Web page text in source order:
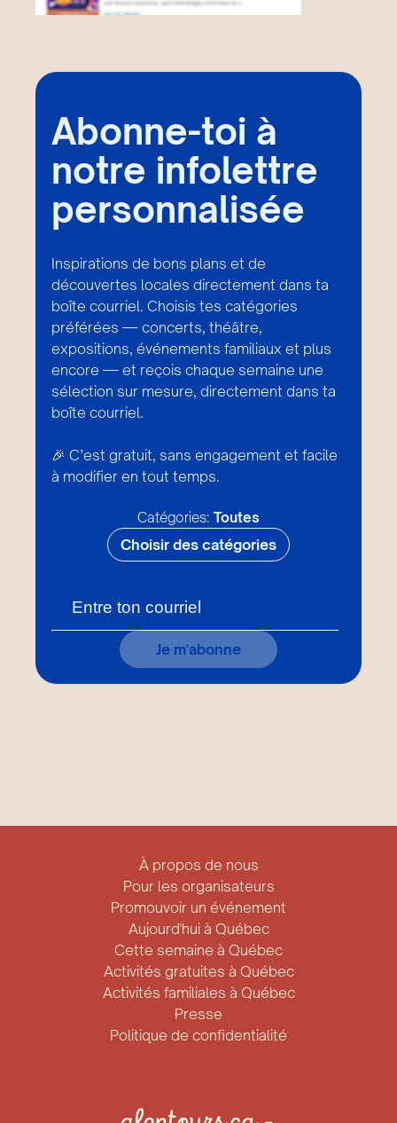
Abonne-toi à
notre infolettre
personnalisée
Inspirations de bons plans et de
découvertes locales directement dans ta
boîte courriel. Choisis tes catégories
préférées — concerts, théâtre,
expositions, événements familiaux et plus
encore — et reçois chaque semaine une
sélection sur mesure, directement dans ta
boîte courriel.
🎉 C’est gratuit, sans engagement et facile
à modifier en tout temps.
Catégories: Toutes
Choisir des catégories
Je m'abonne
À propos de nous
Pour les organisateurs
Promouvoir un événement
Aujourd'hui à Québec
Cette semaine à Québec
Activités gratuites à Québec
Activités familiales à Québec
Presse
Politique de confidentialité